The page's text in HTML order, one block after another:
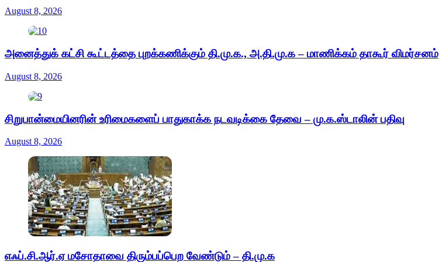
August 8, 2026
அனைத்துக் கட்சி கூட்டத்தை புறக்கணிக்கும் தி.மு.க., அ.தி.மு.க – மாணிக்கம் தாகூர் விமர்சனம்
August 8, 2026
சிறுபான்மையினரின் உரிமைகளைப் பாதுகாக்க நடவடிக்கை தேவை – மு.க.ஸ்டாலின் பதிவு
August 8, 2026
எஃப்.சி.ஆர்.ஏ மசோதாவை திரும்பப்பெற வேண்டும் – தி.மு.க